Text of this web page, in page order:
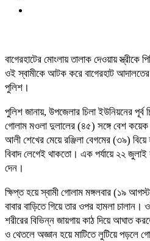
বাগেরহাটের মোংলায় তালাক দেওয়ায় স্ত্রীকে
ওই স্বামীকে আটক করে বাগেরহাট আদালতের
পুলিশ।
পুলিশ জানায়, উপজেলার চিলা ইউনিয়নের
গোলাম মওলা দুলালের (৪৫) সঙ্গে বেশ কয়েক
আলী শেখের মেয়ে রঞ্জিলা বেগমের (৩৯)
বিবাদ লেগেই থাকতো। এক পর্যায়ে ২২ জুলাই
দেন।
ক্ষিপ্ত হয়ে স্বামী গোলাম মঙ্গলবার (১৯
বাবার বাড়িতে গিয়ে তার ওপর হামলা
শরীরের বিভিন্ন জায়গায় কাঠ দিয়ে আঘাত
ও থেতলে অজ্ঞান হয়ে মাটিতে লুটিয়ে পড়লে